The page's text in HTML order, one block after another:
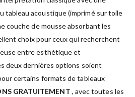
tableau acoustique (imprimé sur toile
couche de mousse absorbant les
choix pour ceux qui recherchent
entre esthétique et
deux dernières options soient
certains formats de tableaux
GRATUITEMENT , avec toutes les